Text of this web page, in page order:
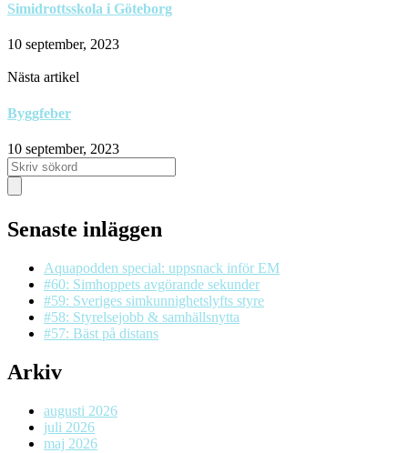
Simidrottsskola i Göteborg
10 september, 2023
Nästa artikel
Byggfeber
10 september, 2023
Senaste inläggen
Aquapodden special: uppsnack inför EM
#60: Simhoppets avgörande sekunder
#59: Sveriges simkunnighetslyfts styre
#58: Styrelsejobb & samhällsnytta
#57: Bäst på distans
Arkiv
augusti 2026
juli 2026
maj 2026